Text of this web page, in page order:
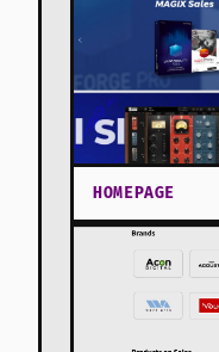
HOMEPAGE